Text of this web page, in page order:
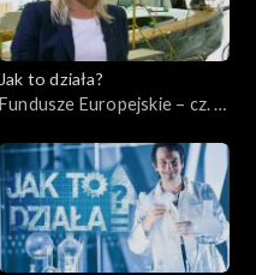
Jak to działa?
Fundusze Europejskie – cz. 9,